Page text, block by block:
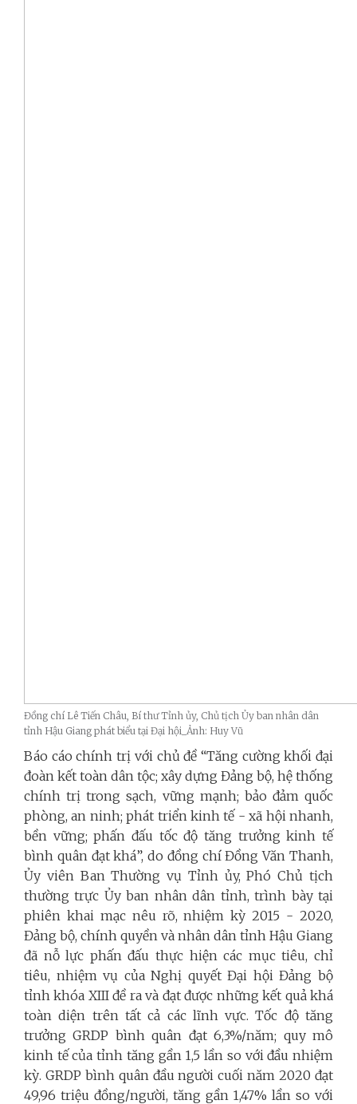
Đồng chí Lê Tiến Châu, Bí thư Tỉnh ủy, Chủ tịch Ủy ban nhân dân
tỉnh Hậu Giang phát biểu tại Đại hội_Ảnh: Huy Vũ
Báo cáo chính trị với chủ đề “Tăng cường khối đại
đoàn kết toàn dân tộc; xây dựng Đảng bộ, hệ thống
chính trị trong sạch, vững mạnh; bảo đảm quốc
phòng, an ninh; phát triển kinh tế - xã hội nhanh,
bền vững; phấn đấu tốc độ tăng trưởng kinh tế
bình quân đạt khá”, do đồng chí Đồng Văn Thanh,
Ủy viên Ban Thường vụ Tỉnh ủy, Phó Chủ tịch
thường trực Ủy ban nhân dân tỉnh, trình bày tại
phiên khai mạc nêu rõ, nhiệm kỳ 2015 - 2020,
Đảng bộ, chính quyền và nhân dân tỉnh Hậu Giang
đã nỗ lực phấn đấu thực hiện các mục tiêu, chỉ
tiêu, nhiệm vụ của Nghị quyết Đại hội Đảng bộ
tỉnh khóa XIII đề ra và đạt được những kết quả khá
toàn diện trên tất cả các lĩnh vực. Tốc độ tăng
trưởng GRDP bình quân đạt 6,3%/năm; quy mô
kinh tế của tỉnh tăng gần 1,5 lần so với đầu nhiệm
kỳ. GRDP bình quân đầu người cuối năm 2020 đạt
49,96 triệu đồng/người, tăng gần 1,47% lần so với